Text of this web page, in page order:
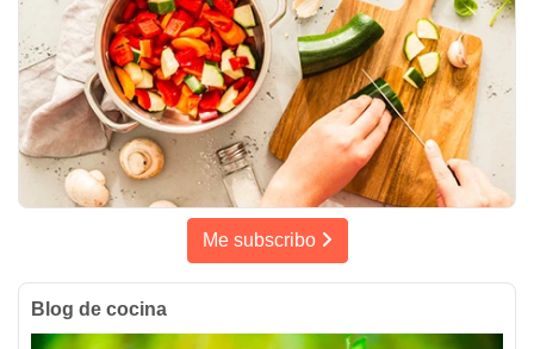
Me subscribo
Blog de cocina